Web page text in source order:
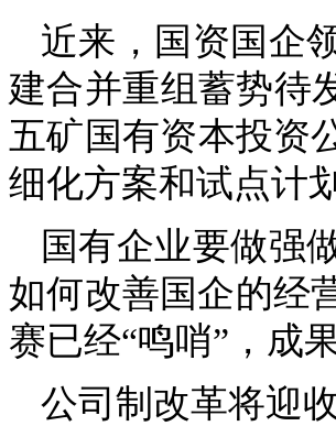
近来，国资国企
建合并重组蓄势待
五矿国有资本投资
细化方案和试点计
国有企业要做强
如何改善国企的经
赛已经“鸣哨”，成
公司制改革将迎